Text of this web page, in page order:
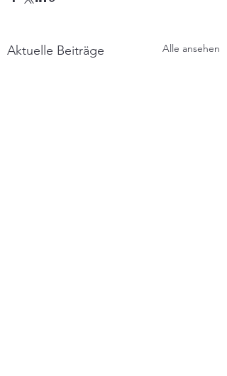
Aktuelle Beiträge Alle ansehen